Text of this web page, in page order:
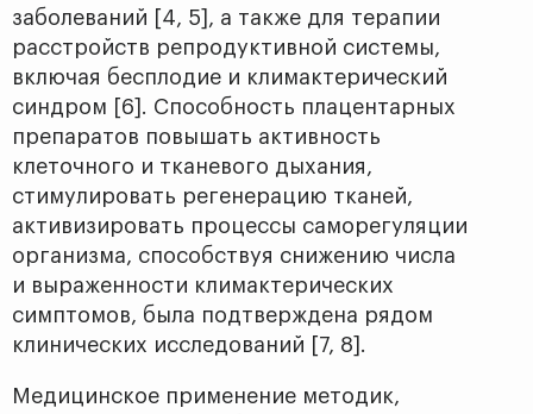
заболеваний [4, 5], а также для терапии
расстройств репродуктивной системы,
включая бесплодие и климактерический
синдром [6]. Способность плацентарных
препаратов повышать активность
клеточного и тканевого дыхания,
стимулировать регенерацию тканей,
активизировать процессы саморегуляции
организма, способствуя снижению числа
и выраженности климактерических
симптомов, была подтверждена рядом
клинических исследований [7, 8].
Медицинское применение методик,